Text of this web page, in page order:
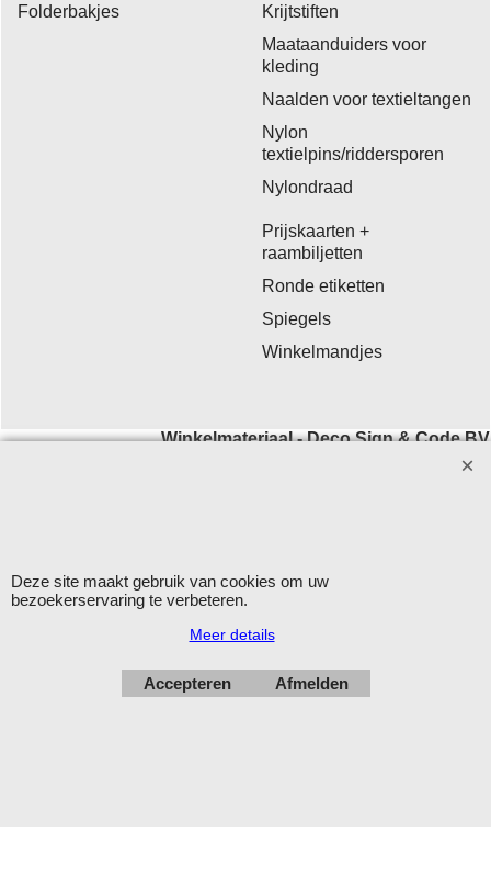
Folderbakjes
Krijtstiften
Maataanduiders voor
kleding
Naalden voor textieltangen
Nylon
textielpins/riddersporen
Nylondraad
Prijskaarten +
raambiljetten
Ronde etiketten
Spiegels
Winkelmandjes
Winkelmateriaal - Deco Sign & Code BV
email
Deze site maakt gebruik van cookies om uw
bezoekerservaring te verbeteren.
Meer details
Accepteren Afmelden